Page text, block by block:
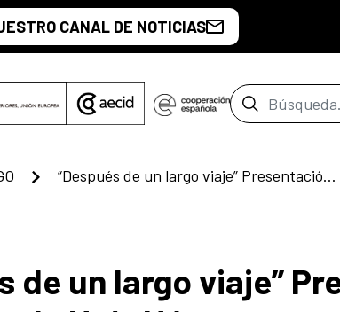
CANAL DE NOTICIAS
Barra de
“Después de un largo viaje” Presentación de la antología de Naín Nómez
de un largo viaje”